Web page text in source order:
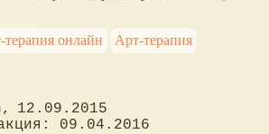
терапия онлайн
Арт-терапия
12.09.2015
09.04.2016